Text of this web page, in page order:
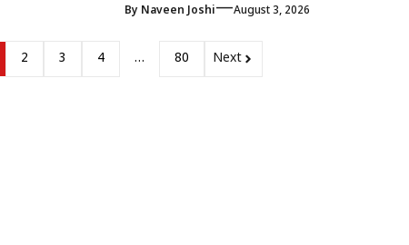
By Naveen Joshi—August 3, 2026
2 3 4 … 80 Next